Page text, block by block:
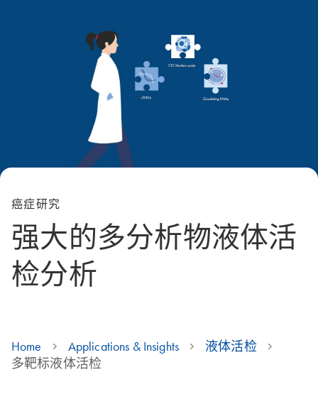
癌症研究
强大的多分析物液体活
检分析
Home Applications & Insights
液体活检
多靶标液体活检